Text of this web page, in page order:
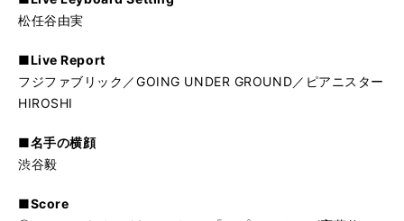
松任谷由実
■Live Report
フジファブリック／GOING UNDER GROUND／ピアニスター
HIROSHI
■名手の横顔
渋谷毅
■Score